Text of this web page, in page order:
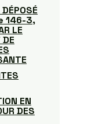
146-3,
LE
EN
DES